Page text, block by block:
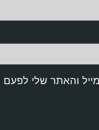
והאתר שלי